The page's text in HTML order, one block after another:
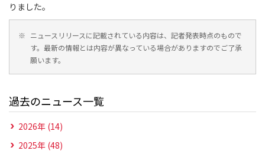
りました。
※ ニュースリリースに記載されている内容は、記者発表時点のもので
す。最新の情報とは内容が異なっている場合がありますのでご了承
願います。
過去のニュース一覧
2026年 (14)
2025年 (48)